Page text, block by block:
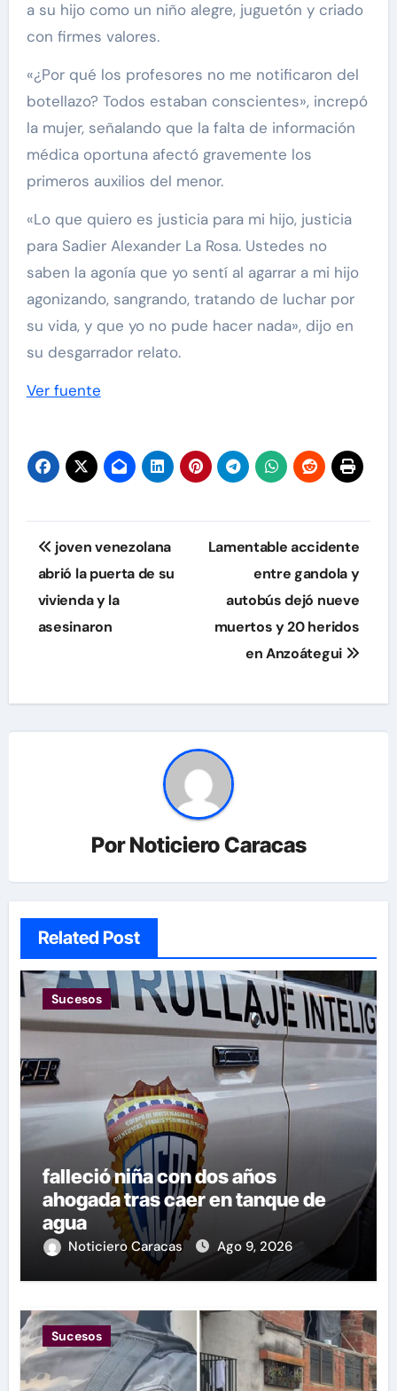
a su hijo como un niño alegre, juguetón y criado
con firmes valores.
«¿Por qué los profesores no me notificaron del
botellazo? Todos estaban conscientes», increpó
la mujer, señalando que la falta de información
médica oportuna afectó gravemente los
primeros auxilios del menor.
«Lo que quiero es justicia para mi hijo, justicia
para Sadier Alexander La Rosa. Ustedes no
saben la agonía que yo sentí al agarrar a mi hijo
agonizando, sangrando, tratando de luchar por
su vida, y que yo no pude hacer nada», dijo en
su desgarrador relato.
Ver fuente
Navegación
de
entradas
joven venezolana
abrió la puerta de su
vivienda y la
asesinaron
Lamentable accidente
entre gandola y
autobús dejó nueve
muertos y 20 heridos
en Anzoátegui
PorNoticiero Caracas
Related Post
Sucesos
falleció niña con dos años
ahogada tras caer en tanque de
agua
Noticiero Caracas Ago 9, 2026
Sucesos